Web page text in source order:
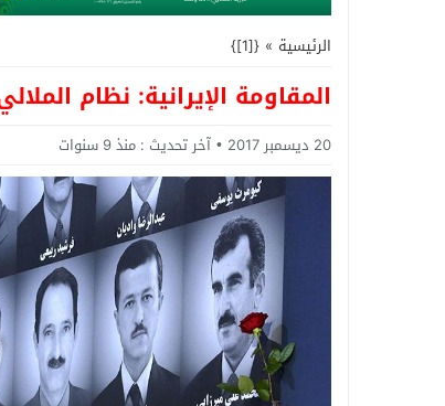
Next
الرئيسية »
{[1]}
المقاومة الإيرانية: نظام
20 ديسمبر 2017 آخر تحديث : منذ 9 سنوات